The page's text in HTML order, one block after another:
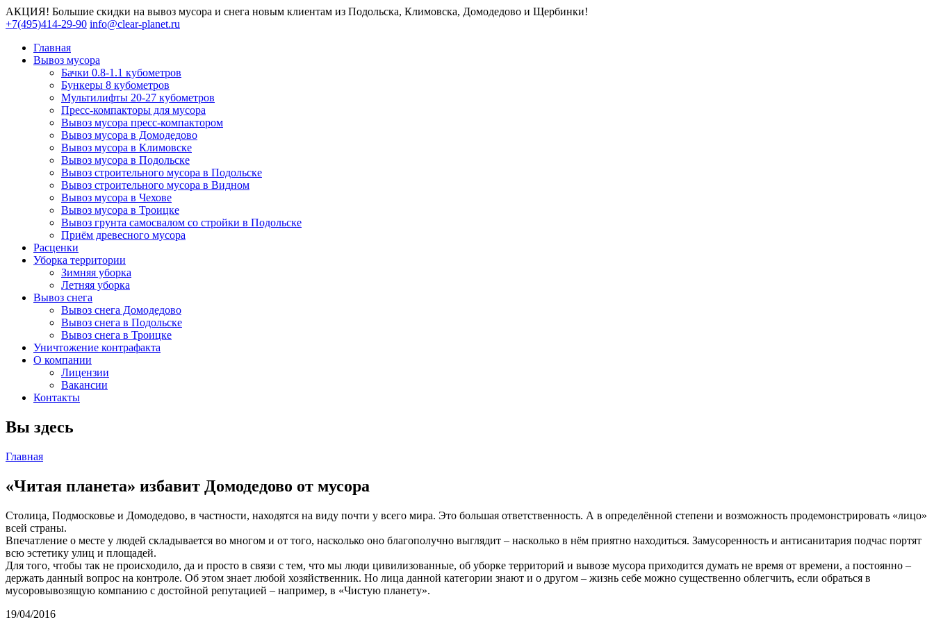
АКЦИЯ! Большие скидки на вывоз мусора и снега новым клиентам из Подольска, Климовска, Домодедово и Щербинки!
+7(495)414-29-90 info@clear-planet.ru
Главная
Вывоз мусора
Бачки 0.8-1.1 кубометров
Бункеры 8 кубометров
Мультилифты 20-27 кубометров
Пресс-компакторы для мусора
Вывоз мусора пресс-компактором
Вывоз мусора в Домодедово
Вывоз мусора в Климовске
Вывоз мусора в Подольске
Вывоз строительного мусора в Подольске
Вывоз строительного мусора в Видном
Вывоз мусора в Чехове
Вывоз мусора в Троицке
Вывоз грунта самосвалом со стройки в Подольске
Приём древесного мусора
Расценки
Уборка территории
Зимняя уборка
Летняя уборка
Вывоз снега
Вывоз снега Домодедово
Вывоз снега в Подольске
Вывоз снега в Троицке
Уничтожение контрафакта
О компании
Лицензии
Вакансии
Контакты
Вы здесь
Главная
«Читая планета» избавит Домодедово от мусора
Столица, Подмосковье и Домодедово, в частности, находятся на виду почти у всего мира. Это большая ответственность. А в определённой степени и возможность продемонстрировать «лицо»
всей страны.
Впечатление о месте у людей складывается во многом и от того, насколько оно благополучно выглядит – насколько в нём приятно находиться. Замусоренность и антисанитария подчас портят
всю эстетику улиц и площадей.
Для того, чтобы так не происходило, да и просто в связи с тем, что мы люди цивилизованные, об уборке территорий и вывозе мусора приходится думать не время от времени, а постоянно –
держать данный вопрос на контроле. Об этом знает любой хозяйственник. Но лица данной категории знают и о другом – жизнь себе можно существенно облегчить, если обраться в
мусоровывозящую компанию с достойной репутацией – например, в «Чистую планету».
19/04/2016